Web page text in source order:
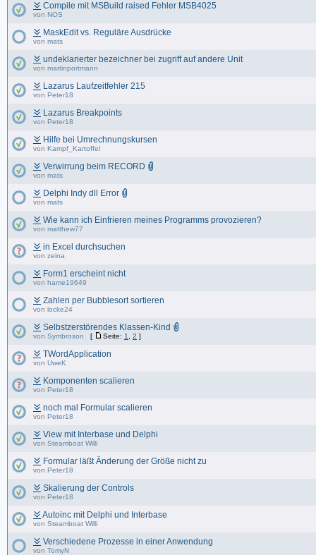
Compile mit MSBuild raised Fehler MSB4025
von NOS
MaskEdit vs. Reguläre Ausdrücke
von mats
undeklarierter bezeichner bei zugriff auf andere Unit
von martinportmann
Lazarus Laufzeitfehler 215
von Peter18
Lazarus Breakpoints
von Peter18
Hilfe bei Umrechnungskursen
von Kampf_Kartoffel
Verwirrung beim RECORD
von mats
Delphi Indy dll Error
von mats
Wie kann ich Einfrieren meines Programms provozieren?
von matthew77
in Excel durchsuchen
von zeina
Form1 erscheint nicht
von hame19649
Zahlen per Bubblesort sortieren
von locke24
Selbstzerstörendes Klassen-Kind
von Symbroson [ Seite: 1 2 ]
TWordApplication
von UweK
Komponenten scalieren
von Peter18
noch mal Formular scalieren
von Peter18
View mit Interbase und Delphi
von Steamboat Willi
Formular läßt Änderung der Größe nicht zu
von Peter18
Skalierung der Controls
von Peter18
Autoinc mit Delphi und Interbase
von Steamboat Willi
Verschiedene Prozesse in einer Anwendung
von TomyN